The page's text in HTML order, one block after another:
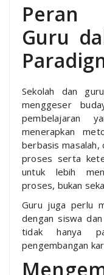
Peran
Guru
Sekolah dan
menggeser
pembelajaran
menerapkan
berbasis masalah,
proses serta
untuk lebih
proses, bukan
Guru juga perlu
dengan siswa
tidak hanya
pengembangan